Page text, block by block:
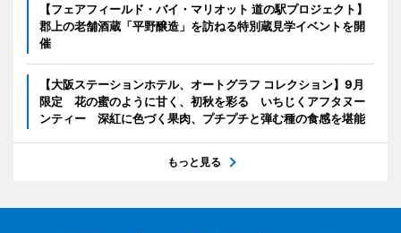
【フェアフィールド・バイ・マリオット 道の駅プロジェクト】
郡上の老舗酒蔵「平野醸造」を訪ねる特別蔵見学イベントを開
催
【大阪ステーションホテル、オートグラフ コレクション】9月
限定 花の蜜のように甘く、初秋を彩る いちじくアフタヌー
ンティー 深紅に色づく果肉、プチプチと弾む種の食感を堪能
もっと見る